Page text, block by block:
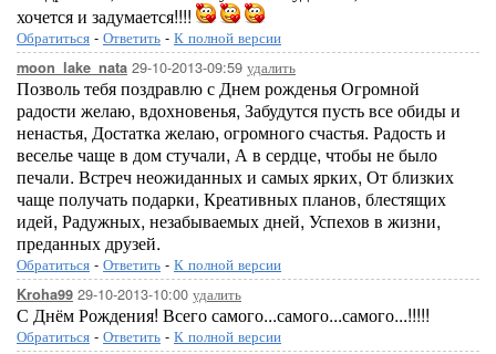
хочется и задумается!!!!
Обратиться - Ответить - К полной версии
moon_lake_nata 29-10-2013-09:59 удалить
Позволь тебя поздравлю с Днем рожденья Огромной
радости желаю, вдохновенья, Забудутся пусть все обиды и
ненастья, Достатка желаю, огромного счастья. Радость и
веселье чаще в дом стучали, А в сердце, чтобы не было
печали. Встреч неожиданных и самых ярких, От близких
чаще получать подарки, Креативных планов, блестящих
идей, Радужных, незабываемых дней, Успехов в жизни,
преданных друзей.
Обратиться - Ответить - К полной версии
Kroha99 29-10-2013-10:00 удалить
С Днём Рождения! Всего самого...самого...самого...!!!!!
Обратиться - Ответить - К полной версии